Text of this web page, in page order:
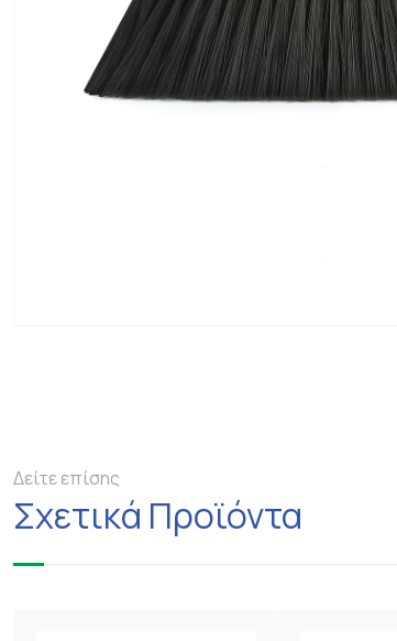
Δείτε επίσης
Σχετικά Προϊόντα